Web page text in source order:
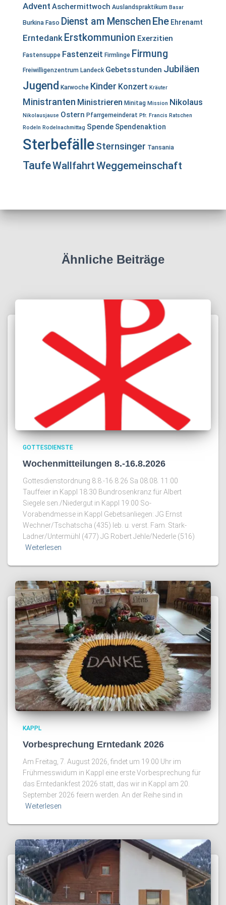
Advent Aschermittwoch Auslandspraktikum Basar
Burkina Faso Dienst am MenschenEhe Ehrenamt
Erntedank Erstkommunion Exerzitien
Fastensuppe Fastenzeit Firmlinge Firmung
Freiwilligenzentrum Landeck Gebetsstunden Jubiläen
Jugend Karwoche Kinder Konzert Kräuter
Ministranten Ministrieren Minitag Mission Nikolaus
Nikolausjause Ostern Pfarrgemeinderat Pfr. Francis Ratschen
Rodeln Rodelnachmittag Spende Spendenaktion
SterbefälleSternsinger Tansania
TaufeWallfahrtWeggemeinschaft
Ähnliche Beiträge
GOTTESDIENSTE
Wochenmitteilungen 8.-16.8.2026
Gottesdienstordnung 8.8.-16.8.26 Sa 08.08. 11:00
Tauffeier in Kappl 18:30 Bundrosenkranz für Albert
Siegele sen./Niedergut in Kappl 19:00 So-
Vorabendmesse in Kappl Gebetsanliegen: JG Ernst
Wechner/Tschatscha (435) leb. u. verst. Fam. Stark-
Ladner/Untermühl (477) JG Robert Jehle/Nederle (516)
Weiterlesen
KAPPL
Vorbesprechung Erntedank 2026
Am Freitag, 7. August 2026, findet um 19:00 Uhr im
Frühmesswidum in Kappl eine erste Vorbesprechung für
das Erntedankfest 2026 statt, das wir in Kappl am 20.
September 2026 feiern werden. An der Reihe sind in
Weiterlesen